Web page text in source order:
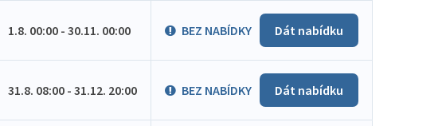
1.8. 00:00 - 30.11. 00:00 BEZ NABÍDKY Dát nabídku
31.8. 08:00 - 31.12. 20:00 BEZ NABÍDKY Dát nabídku